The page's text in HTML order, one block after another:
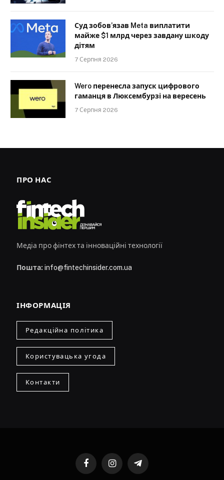
Суд зобов’язав Meta виплатити
майже $1 млрд через завдану шкоду
дітям
7 Серпня 2026
Wero перенесла запуск цифрового
гаманця в Люксембурзі на вересень
7 Серпня 2026
ПРО НАС
Медіа про фінтех та інноваційні технології
Пошта: info@fintechinsider.com.ua
ІНФОРМАЦІЯ
Редакційна політика
Користувацька угода
Контакти
FacebookInstagramTelegram